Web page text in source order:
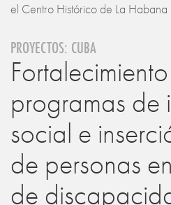
el Centro Histórico de La Habana
PROYECTOS: CUBA
programas de
social e
de personas
de